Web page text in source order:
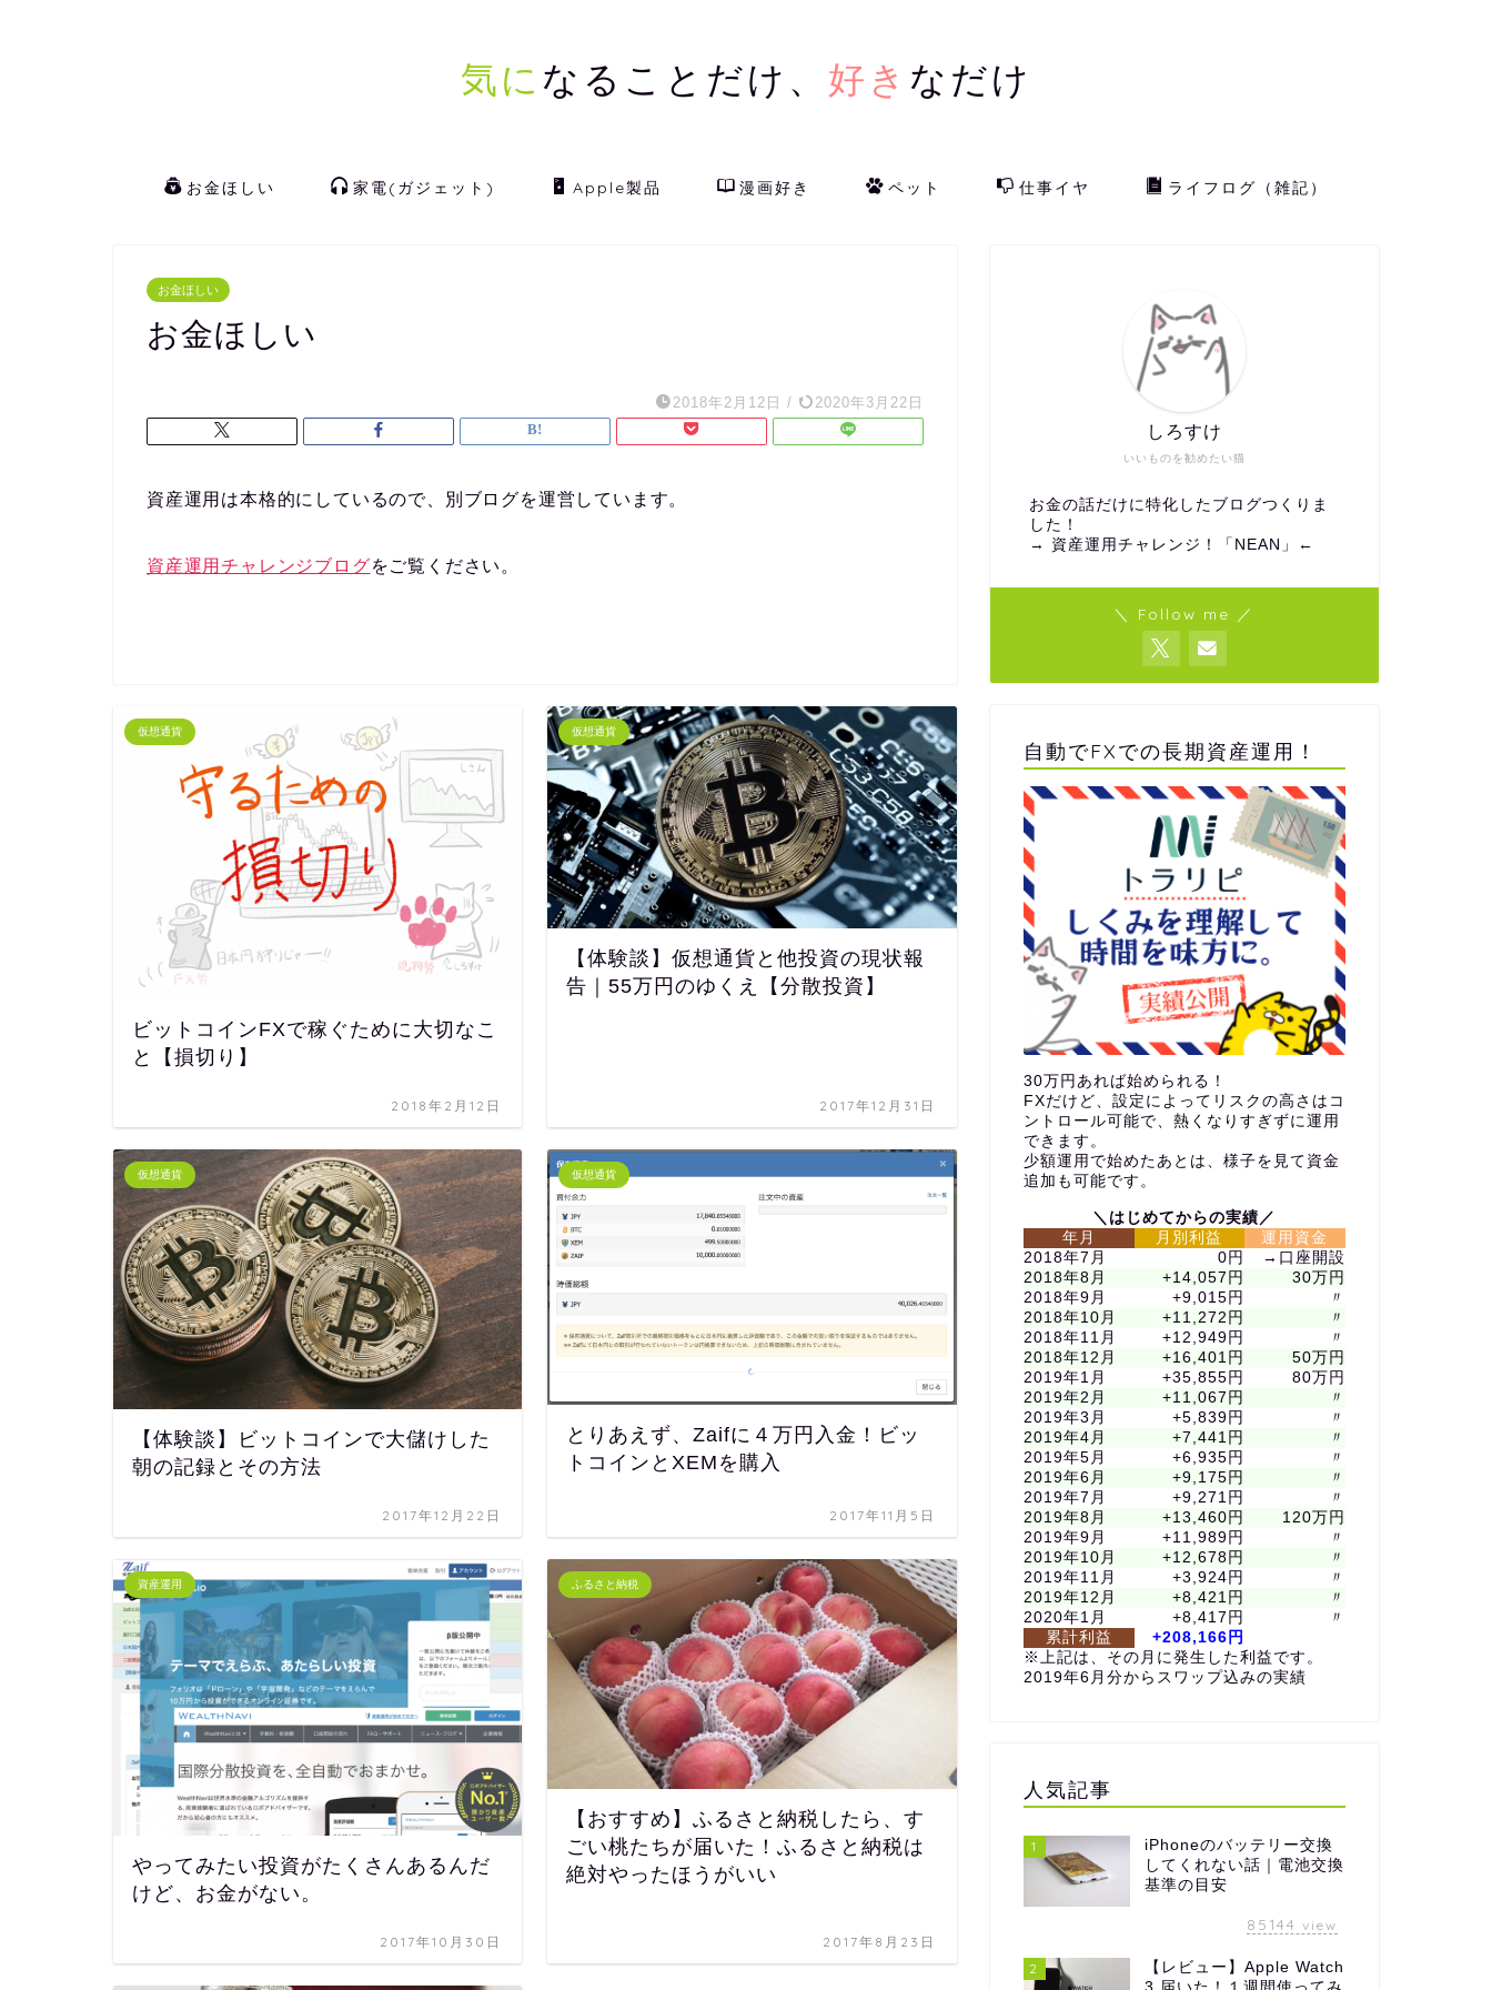
気に なることだけ、 好き なだけ
お金ほしい 家電(ガジェット) Apple製品 漫画好き ペット 仕事イヤ ライフログ（雑記）
お金ほしい
お金ほしい
2018年2月12日 / 2020年3月22日
資産運用は本格的にしているので、別ブログを運営しています。
資産運用チャレンジブログをご覧ください。
仮想通貨
ビットコインFXで稼ぐために大切なこ
と【損切り】
2018年2月12日
仮想通貨
【体験談】仮想通貨と他投資の現状報
告｜55万円のゆくえ【分散投資】
2017年12月31日
仮想通貨
【体験談】ビットコインで大儲けした
朝の記録とその方法
2017年12月22日
仮想通貨
とりあえず、Zaifに４万円入金！ビッ
トコインとXEMを購入
2017年11月5日
資産運用
やってみたい投資がたくさんあるんだ
けど、お金がない。
2017年10月30日
ふるさと納税
【おすすめ】ふるさと納税したら、す
ごい桃たちが届いた！ふるさと納税は
絶対やったほうがいい
2017年8月23日
いいものを勧めたい猫
しろすけ
お金の話だけに特化したブログつくりま
した！
→ 資産運用チャレンジ！「NEAN」 ←
＼ Follow me ／
自動でFXでの長期資産運用！
30万円あれば始められる！
FXだけど、設定によってリスクの高さはコ
ントロール可能で、熱くなりすぎずに運用
できます。
少額運用で始めたあとは、様子を見て資金
追加も可能です。
＼はじめてからの実績／
年月
月別利益
運用資金
2018年7月
0円
→口座開設
2018年8月
+14,057円
30万円
2018年9月
+9,015円
〃
2018年10月
+11,272円
〃
2018年11月
+12,949円
〃
2018年12月
+16,401円
50万円
2019年1月
+35,855円
80万円
2019年2月
+11,067円
〃
2019年3月
+5,839円
〃
2019年4月
+7,441円
〃
2019年5月
+6,935円
〃
2019年6月
+9,175円
〃
2019年7月
+9,271円
〃
2019年8月
+13,460円
120万円
2019年9月
+11,989円
〃
2019年10月
+12,678円
〃
2019年11月
+3,924円
〃
2019年12月
+8,421円
〃
2020年1月
+8,417円
〃
累計利益
+208,166円
※上記は、その月に発生した利益です。
2019年6月分からスワップ込みの実績
人気記事
1
iPhoneのバッテリー交換
してくれない話｜電池交換
基準の目安
85144 view
2
【レビュー】Apple Watch